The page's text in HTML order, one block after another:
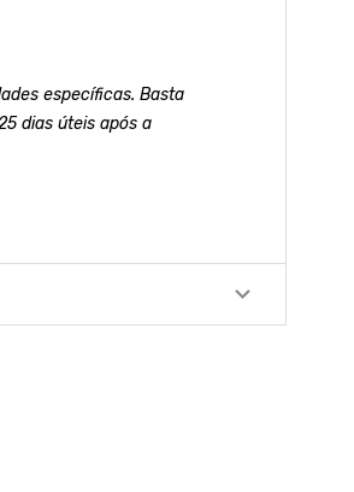
específicas. Basta
dias úteis após a